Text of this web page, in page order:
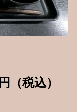
円（税込）